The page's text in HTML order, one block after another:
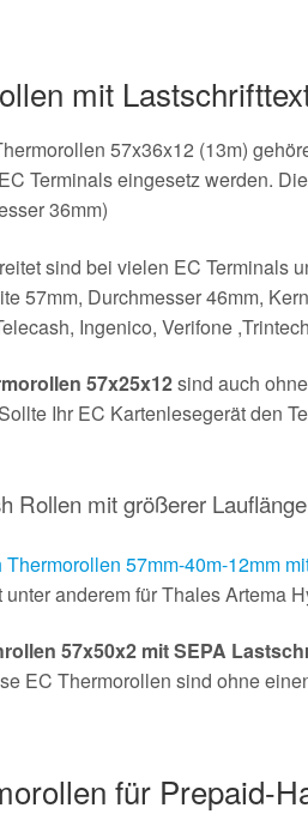
mit
57x36x12 (13m)
Terminals eingesetz werden.
36mm)
sind bei vielen EC Terminals
57mm, Durchmesser 46mm,
Ingenico, Verifone
57x25x12sind auch
Ihr EC Kartenlesegerät den
Rollen mit größerer Lauflänge
Thermorollen 57mm-40m-12mm
unter anderem für Thales Artema
57x50x2 mit SEPA
EC Thermorollen sind ohne
für Prepaid-